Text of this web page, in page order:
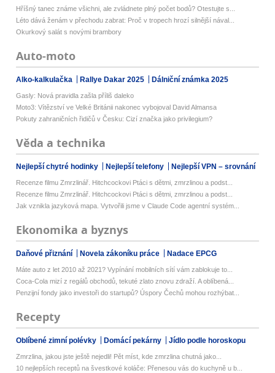
Hříšný tanec známe všichni, ale zvládnete plný počet bodů? Otestujte s...
Léto dává ženám v přechodu zabrat: Proč v tropech hrozí silnější nával...
Okurkový salát s novými brambory
Auto-moto
Alko-kalkulačka Rallye Dakar 2025 Dálniční známka 2025
Gasly: Nová pravidla zašla příliš daleko
Moto3: Vítězství ve Velké Británii nakonec vybojoval David Almansa
Pokuty zahraničních řidičů v Česku: Cizí značka jako privilegium?
Věda a technika
Nejlepší chytré hodinky Nejlepší telefony Nejlepší VPN – srovnání
Recenze filmu Zmrzlinář. Hitchcockovi Ptáci s dětmi, zmrzlinou a podst...
Recenze filmu Zmrzlinář. Hitchcockovi Ptáci s dětmi, zmrzlinou a podst...
Jak vznikla jazyková mapa. Vytvořili jsme v Claude Code agentní systém...
Ekonomika a byznys
Daňové přiznání Novela zákoníku práce Nadace EPCG
Máte auto z let 2010 až 2021? Vypínání mobilních sítí vám zablokuje to...
Coca-Cola mizí z regálů obchodů, tekuté zlato znovu zdraží. A oblíbená...
Penzijní fondy jako investoři do startupů? Úspory Čechů mohou rozhýbat...
Recepty
Oblíbené zimní polévky Domácí pekárny Jídlo podle horoskopu
Zmrzlina, jakou jste ještě nejedli! Pět míst, kde zmrzlina chutná jako...
10 nejlepších receptů na švestkové koláče: Přenesou vás do kuchyně u b...